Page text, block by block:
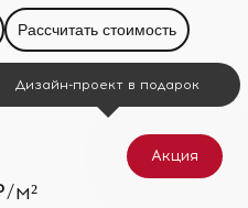
Рассчитать стоимость
м²
Акция
Дизайн-проект в подарок